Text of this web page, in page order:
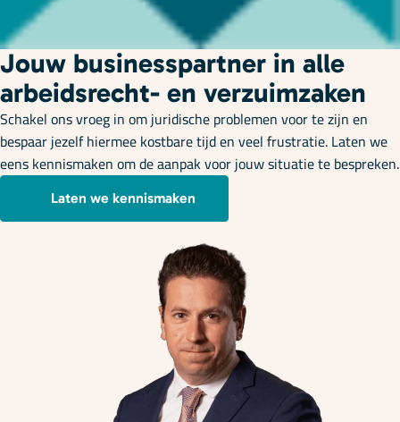
Jouw businesspartner in alle
arbeidsrecht- en verzuimzaken
Schakel ons vroeg in om juridische problemen voor te zijn en
bespaar jezelf hiermee kostbare tijd en veel frustratie. Laten we
eens kennismaken om de aanpak voor jouw situatie te bespreken.
Laten we kennismaken